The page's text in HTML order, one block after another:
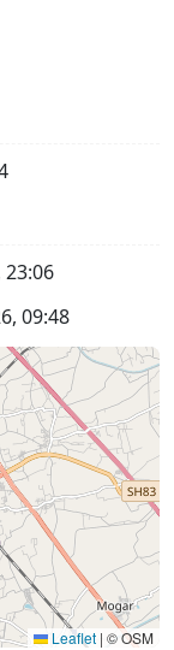
23:06
09:48
Leaflet | © OSM